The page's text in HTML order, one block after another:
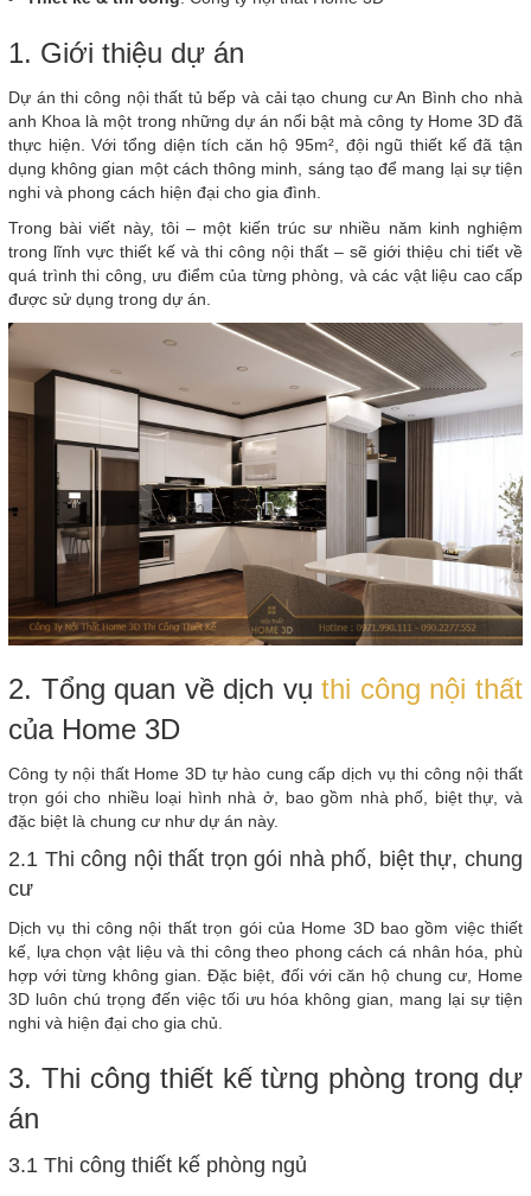
1. Giới thiệu dự án
Dự án thi công nội thất tủ bếp và cải tạo chung cư An Bình cho nhà
anh Khoa là một trong những dự án nổi bật mà công ty Home 3D đã
thực hiện. Với tổng diện tích căn hộ 95m², đội ngũ thiết kế đã tận
dụng không gian một cách thông minh, sáng tạo để mang lại sự tiện
nghi và phong cách hiện đại cho gia đình.
Trong bài viết này, tôi – một kiến trúc sư nhiều năm kinh nghiệm
trong lĩnh vực thiết kế và thi công nội thất – sẽ giới thiệu chi tiết về
quá trình thi công, ưu điểm của từng phòng, và các vật liệu cao cấp
được sử dụng trong dự án.
2. Tổng quan về dịch vụthi công nội thất
của Home 3D
Công ty nội thất Home 3D tự hào cung cấp dịch vụ thi công nội thất
trọn gói cho nhiều loại hình nhà ở, bao gồm nhà phố, biệt thự, và
đặc biệt là chung cư như dự án này.
2.1 Thi công nội thất trọn gói nhà phố, biệt thự, chung
cư
Dịch vụ thi công nội thất trọn gói của Home 3D bao gồm việc thiết
kế, lựa chọn vật liệu và thi công theo phong cách cá nhân hóa, phù
hợp với từng không gian. Đặc biệt, đối với căn hộ chung cư, Home
3D luôn chú trọng đến việc tối ưu hóa không gian, mang lại sự tiện
nghi và hiện đại cho gia chủ.
3. Thi công thiết kế từng phòng trong dự
án
3.1 Thi công thiết kế phòng ngủ